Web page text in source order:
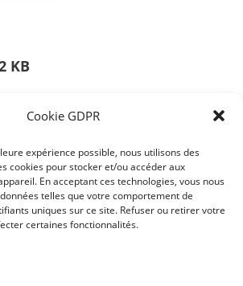
Cookie GDPR
expérience possible, nous utilisons des
cookies pour stocker et/ou accéder aux
En acceptant ces technologies, vous nous
telles que votre comportement de
uniques sur ce site. Refuser ou retirer votre
certaines fonctionnalités.
KB
cette publication